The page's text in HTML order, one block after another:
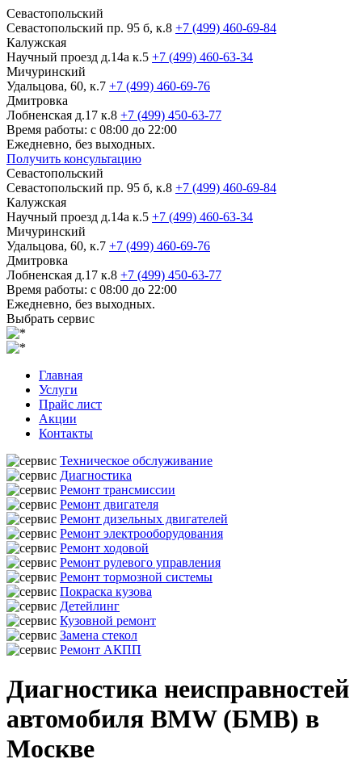
Севастопольский
Севастопольский пр. 95 б, к.8 +7 (499) 460-69-84
Калужская
Научный проезд д.14а к.5 +7 (499) 460-63-34
Мичуринский
Удальцова, 60, к.7 +7 (499) 460-69-76
Дмитровка
Лобненская д.17 к.8 +7 (499) 450-63-77
Время работы: с 08:00 до 22:00
Ежедневно, без выходных.
Получить консультацию
Севастопольский
Севастопольский пр. 95 б, к.8 +7 (499) 460-69-84
Калужская
Научный проезд д.14а к.5 +7 (499) 460-63-34
Мичуринский
Удальцова, 60, к.7 +7 (499) 460-69-76
Дмитровка
Лобненская д.17 к.8 +7 (499) 450-63-77
Время работы: с 08:00 до 22:00
Ежедневно, без выходных.
Выбрать сервис
Главная
Услуги
Прайс лист
Акции
Контакты
Техническое обслуживание
Диагностика
Ремонт трансмиссии
Ремонт двигателя
Ремонт дизельных двигателей
Ремонт электрооборудования
Ремонт ходовой
Ремонт рулевого управления
Ремонт тормозной системы
Покраска кузова
Детейлинг
Кузовной ремонт
Замена стекол
Ремонт АКПП
Диагностика неисправностей
автомобиля BMW (БМВ) в
Москве